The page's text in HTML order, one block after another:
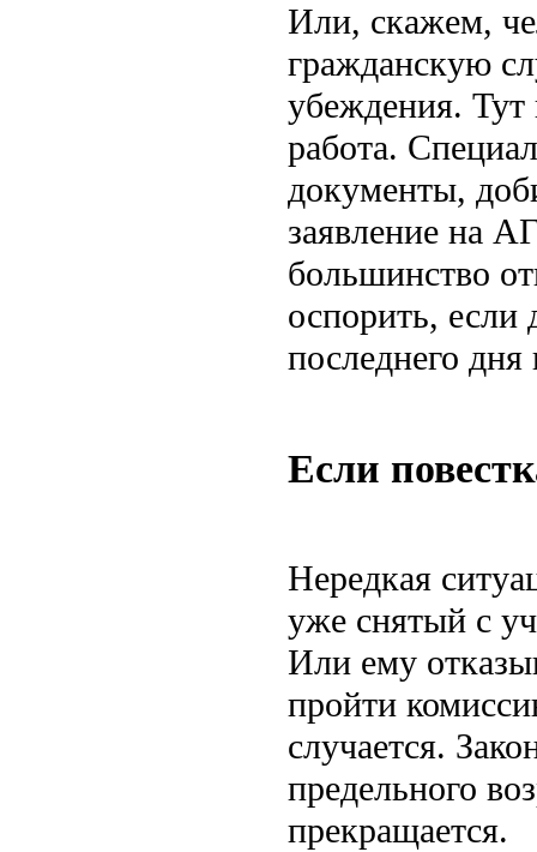
Или, скажем,
гражданскую
убеждения. Тут
работа.
документы,
заявление на
большинство
оспорить, если
последнего дня
Если
Нередкая
уже снятый с
Или ему
пройти
случается.
предельного
прекращается.